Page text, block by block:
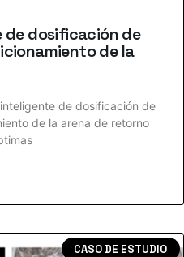
dosificación de
de la
inteligente de dosificación de
de la arena de retorno
CASO DE ESTUDIO